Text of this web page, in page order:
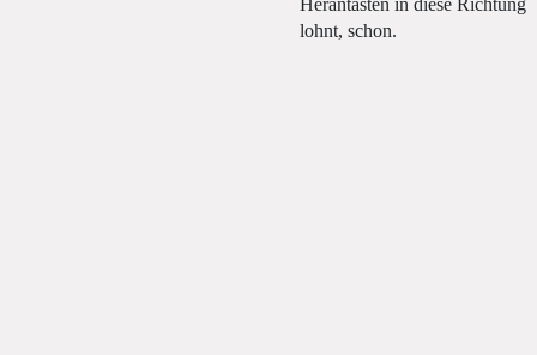
Herantasten in diese Richtung
lohnt, schon.